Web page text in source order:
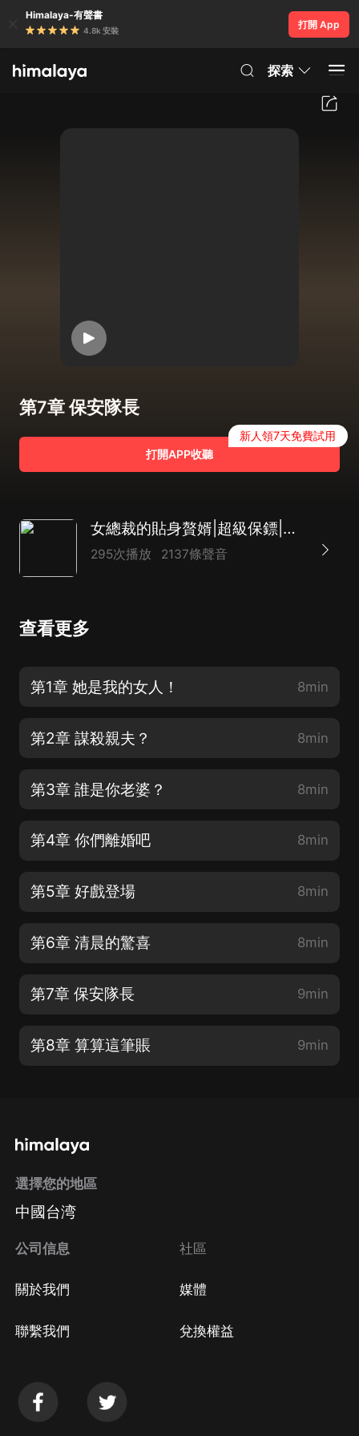
Himalaya-有聲書
4.8k 安裝
打開 App
探索
第7章 保安隊長
打開APP收聽
新人領7天免費試用
女總裁的貼身贅婿|超級保鏢|上門龍婿|AI
295次播放 2137條聲音
查看更多
第1章 她是我的女人！ 8min
第2章 謀殺親夫？ 8min
第3章 誰是你老婆？ 8min
第4章 你們離婚吧 8min
第5章 好戲登場 8min
第6章 清晨的驚喜 8min
第7章 保安隊長 9min
第8章 算算這筆賬 9min
選擇您的地區
中國台湾
公司信息
關於我們
聯繫我們
社區
媒體
兌換權益